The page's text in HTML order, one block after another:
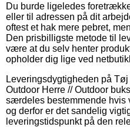
Du burde ligeledes
eller til adressen på dit
oftest et hak mere pebret,
Den prisbilligste metode til
være at du selv henter
opholder dig lige ved
Leveringsdygtigheden på
Outdoor Herre // Outdoor
særdeles bestemmende hvis
og derfor er det sandelig
leveringstidspunkt på den